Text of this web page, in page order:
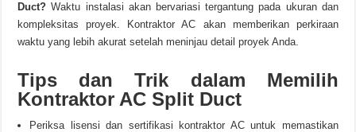
Duct? Waktu instalasi akan bervariasi tergantung pada ukuran dan
kompleksitas proyek. Kontraktor AC akan memberikan perkiraan
waktu yang lebih akurat setelah meninjau detail proyek Anda.
Tips dan Trik dalam Memilih
Kontraktor AC Split Duct
Periksa lisensi dan sertifikasi kontraktor AC untuk memastikan